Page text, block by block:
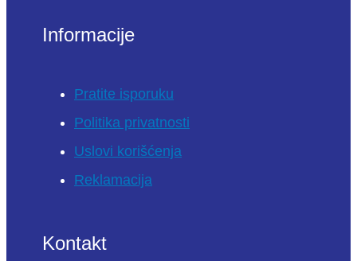
Informacije
Pratite isporuku
Politika privatnosti
Uslovi korišćenja
Reklamacija
Kontakt